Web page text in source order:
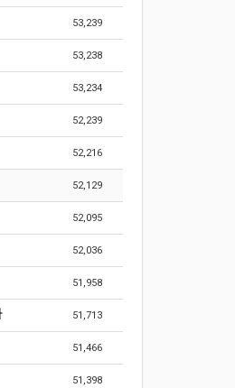
53,239
53,238
53,234
52,239
52,216
52,129
52,095
52,036
51,958
51,713
51,466
51,398